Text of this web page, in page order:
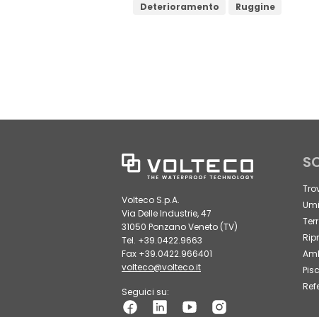
Deterioramento Ruggine
Volteco S.p.A.
Via Delle Industrie, 47
31050 Ponzano Veneto (TV)
Tel. +39.0422.9663
Fax +39.0422.966401
volteco@volteco.it
Seguici su: